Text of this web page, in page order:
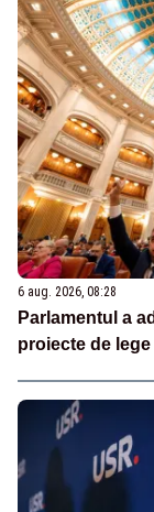
6 aug. 2026, 08:28
Parlamentul a
proiecte de